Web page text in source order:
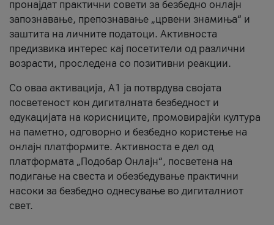
пронајдат практични совети за безбедно онлајн
запознавање, препознавање „црвени знамиња“ и
заштита на личните податоци. Активноста
предизвика интерес кај посетители од различни
возрасти, проследена со позитивни реакции.
Со оваа активација, А1 ја потврдува својата
посветеност кон дигиталната безбедност и
едукацијата на корисниците, промовирајќи култура
на паметно, одговорно и безбедно користење на
онлајн платформите. Активноста е дел од
платформата „Подобар Онлајн“, посветена на
подигање на свеста и обезбедување практични
насоки за безбедно однесување во дигиталниот
свет.